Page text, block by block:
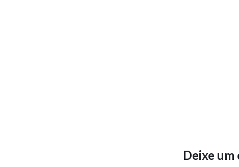
Deixe